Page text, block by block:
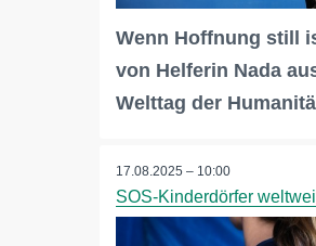
Wenn Hoffnung still
von Helferin Nada
Welttag der
17.08.2025 – 10:00
SOS-Kinderdörfer